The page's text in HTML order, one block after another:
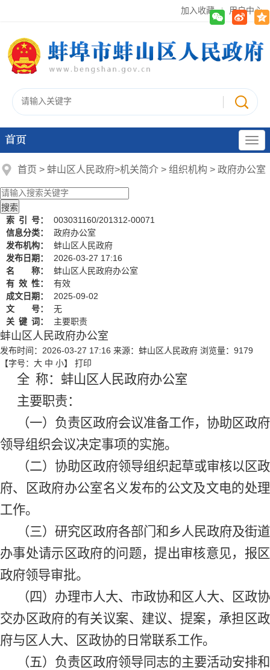
加入收藏 用户中心
首页
首页 > 蚌山区人民政府>机关简介 > 组织机构 > 政府办公室
索 引 号：
003031160/201312-00071
信息分类：
政府办公室
发布机构：
蚌山区人民政府
发布日期：
2026-03-27 17:16
名 称：
蚌山区人民政府办公室
有 效 性：
有效
成文日期：
2025-09-02
文 号：
无
关 键 词： 主要职责
蚌山区人民政府办公室
发布时间：2026-03-27 17:16 来源：蚌山区人民政府 浏览量： 9179
【字号： 大 中 小】 打印
全 称：蚌山区人民政府办公室
主要职责：
（一）负责区政府会议准备工作，协助区政府
领导组织会议决定事项的实施。
（二）协助区政府领导组织起草或审核以区政
府、区政府办公室名义发布的公文及文电的处理
工作。
（三）研究区政府各部门和乡人民政府及街道
办事处请示区政府的问题，提出审核意见，报区
政府领导审批。
（四）办理市人大、市政协和区人大、区政协
交办区政府的有关议案、建议、提案，承担区政
府与区人大、区政协的日常联系工作。
（五）负责区政府领导同志的主要活动安排和